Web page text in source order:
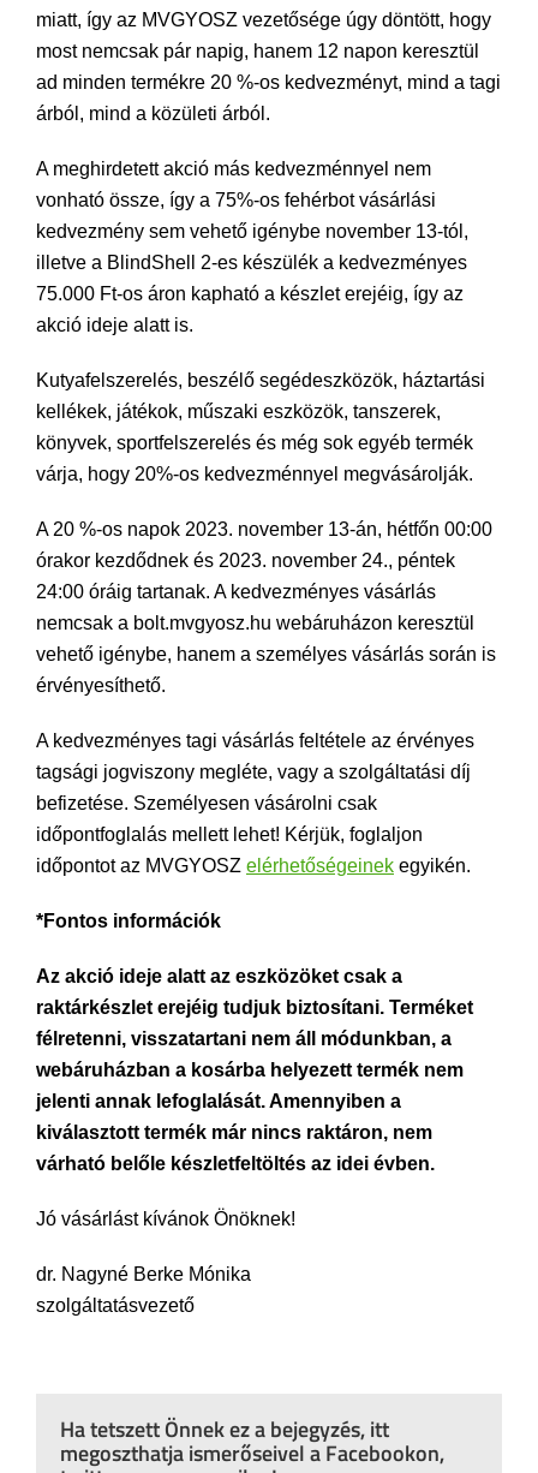
miatt, így az MVGYOSZ vezetősége úgy döntött, hogy
most nemcsak pár napig, hanem 12 napon keresztül
ad minden termékre 20 %-os kedvezményt, mind a tagi
árból, mind a közületi árból.
A meghirdetett akció más kedvezménnyel nem
vonható össze, így a 75%-os fehérbot vásárlási
kedvezmény sem vehető igénybe november 13-tól,
illetve a BlindShell 2-es készülék a kedvezményes
75.000 Ft-os áron kapható a készlet erejéig, így az
akció ideje alatt is.
Kutyafelszerelés, beszélő segédeszközök, háztartási
kellékek, játékok, műszaki eszközök, tanszerek,
könyvek, sportfelszerelés és még sok egyéb termék
várja, hogy 20%-os kedvezménnyel megvásárolják.
A 20 %-os napok 2023. november 13-án, hétfőn 00:00
órakor kezdődnek és 2023. november 24., péntek
24:00 óráig tartanak. A kedvezményes vásárlás
nemcsak a bolt.mvgyosz.hu webáruházon keresztül
vehető igénybe, hanem a személyes vásárlás során is
érvényesíthető.
A kedvezményes tagi vásárlás feltétele az érvényes
tagsági jogviszony megléte, vagy a szolgáltatási díj
befizetése. Személyesen vásárolni csak
időpontfoglalás mellett lehet! Kérjük, foglaljon
időpontot az MVGYOSZ elérhetőségeinek egyikén.
*Fontos információk
Az akció ideje alatt az eszközöket csak a
raktárkészlet erejéig tudjuk biztosítani. Terméket
félretenni, visszatartani nem áll módunkban, a
webáruházban a kosárba helyezett termék nem
jelenti annak lefoglalását. Amennyiben a
kiválasztott termék már nincs raktáron, nem
várható belőle készletfeltöltés az idei évben.
Jó vásárlást kívánok Önöknek!
dr. Nagyné Berke Mónika
szolgáltatásvezető
Ha tetszett Önnek ez a bejegyzés, itt
megoszthatja ismerőseivel a Facebookon,